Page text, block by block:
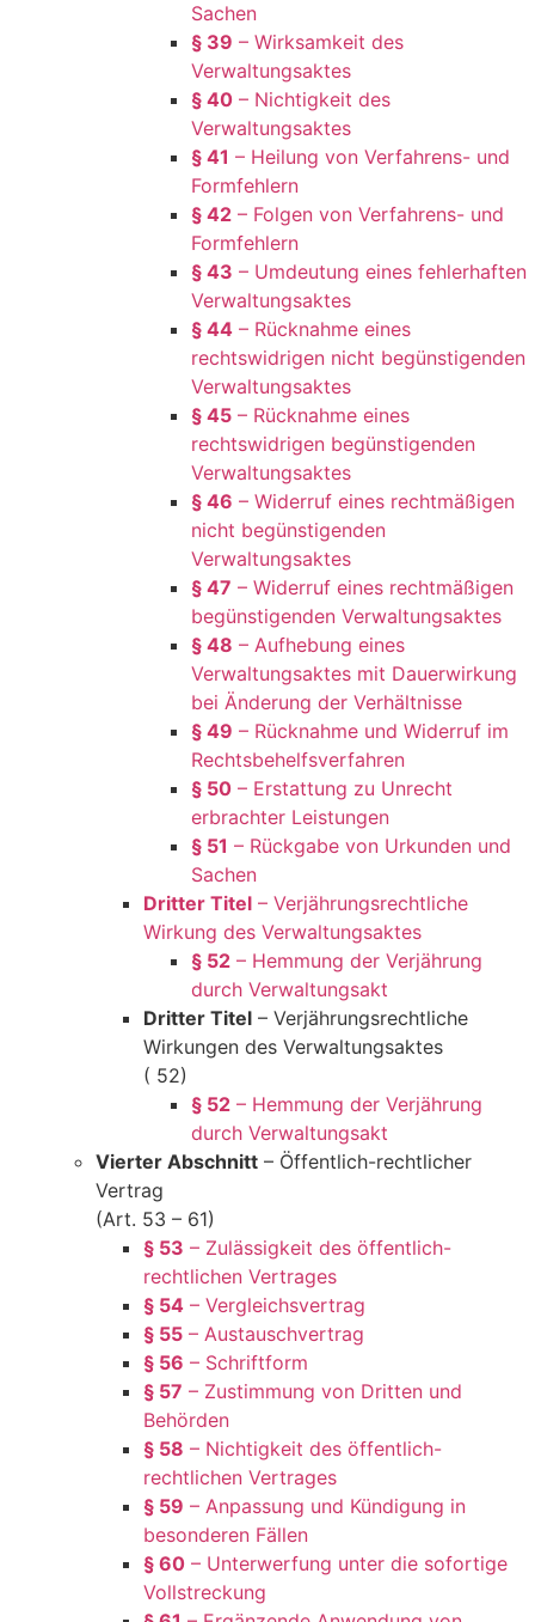
Sachen
§ 39 – Wirksamkeit des
Verwaltungsaktes
§ 40 – Nichtigkeit des
Verwaltungsaktes
§ 41 – Heilung von Verfahrens- und
Formfehlern
§ 42 – Folgen von Verfahrens- und
Formfehlern
§ 43 – Umdeutung eines fehlerhaften
Verwaltungsaktes
§ 44 – Rücknahme eines
rechtswidrigen nicht begünstigenden
Verwaltungsaktes
§ 45 – Rücknahme eines
rechtswidrigen begünstigenden
Verwaltungsaktes
§ 46 – Widerruf eines rechtmäßigen
nicht begünstigenden
Verwaltungsaktes
§ 47 – Widerruf eines rechtmäßigen
begünstigenden Verwaltungsaktes
§ 48 – Aufhebung eines
Verwaltungsaktes mit Dauerwirkung
bei Änderung der Verhältnisse
§ 49 – Rücknahme und Widerruf im
Rechtsbehelfsverfahren
§ 50 – Erstattung zu Unrecht
erbrachter Leistungen
§ 51 – Rückgabe von Urkunden und
Sachen
Dritter Titel – Verjährungsrechtliche
Wirkung des Verwaltungsaktes
§ 52 – Hemmung der Verjährung
durch Verwaltungsakt
Dritter Titel – Verjährungsrechtliche
Wirkungen des Verwaltungsaktes
( 52)
§ 52 – Hemmung der Verjährung
durch Verwaltungsakt
Vierter Abschnitt – Öffentlich-rechtlicher
Vertrag
(Art. 53 – 61)
§ 53 – Zulässigkeit des öffentlich-
rechtlichen Vertrages
§ 54 – Vergleichsvertrag
§ 55 – Austauschvertrag
§ 56 – Schriftform
§ 57 – Zustimmung von Dritten und
Behörden
§ 58 – Nichtigkeit des öffentlich-
rechtlichen Vertrages
§ 59 – Anpassung und Kündigung in
besonderen Fällen
§ 60 – Unterwerfung unter die sofortige
Vollstreckung